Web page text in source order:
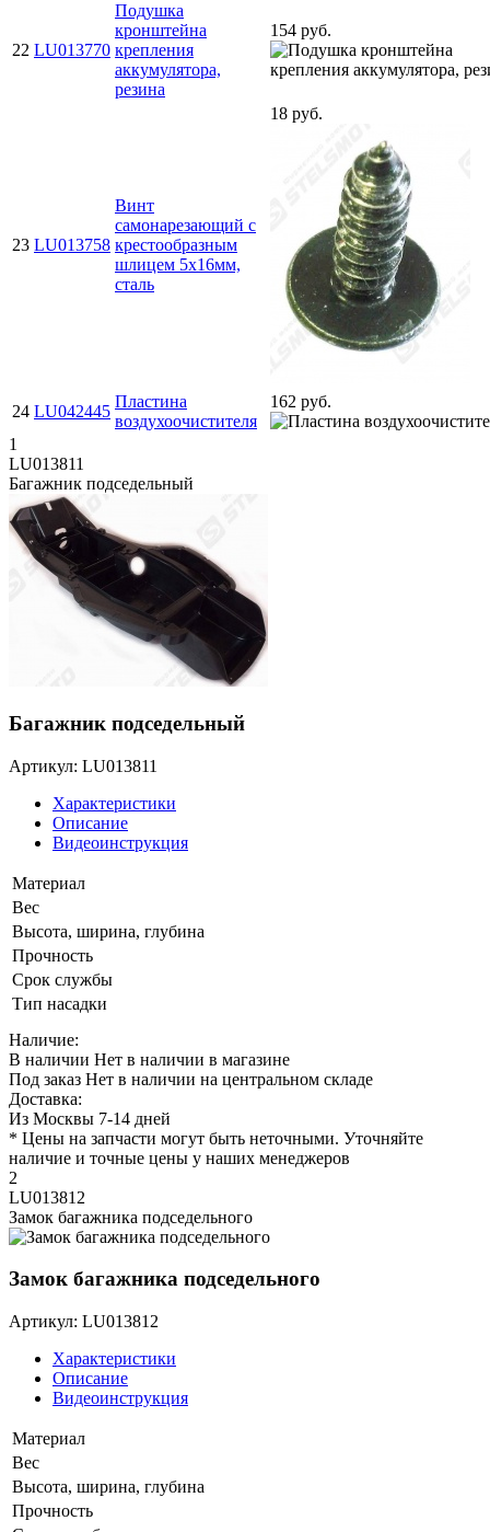
22 LU013770
Подушка
кронштейна
крепления
аккумулятора,
резина
154 руб.
23 LU013758
Винт
самонарезающий с
крестообразным
шлицем 5х16мм,
сталь
18 руб.
24 LU042445
Пластина
воздухоочистителя
162 руб.
1
LU013811
Багажник подседельный
Багажник подседельный
Артикул: LU013811
Характеристики
Описание
Видеоинструкция
Материал
Вес
Высота, ширина, глубина
Прочность
Срок службы
Тип насадки
Наличие:
В наличии Нет в наличии в магазине
Под заказ Нет в наличии на центральном складе
Доставка:
Из Москвы 7-14 дней
* Цены на запчасти могут быть неточными. Уточняйте
наличие и точные цены у наших менеджеров
2
LU013812
Замок багажника подседельного
Замок багажника подседельного
Артикул: LU013812
Характеристики
Описание
Видеоинструкция
Материал
Вес
Высота, ширина, глубина
Прочность